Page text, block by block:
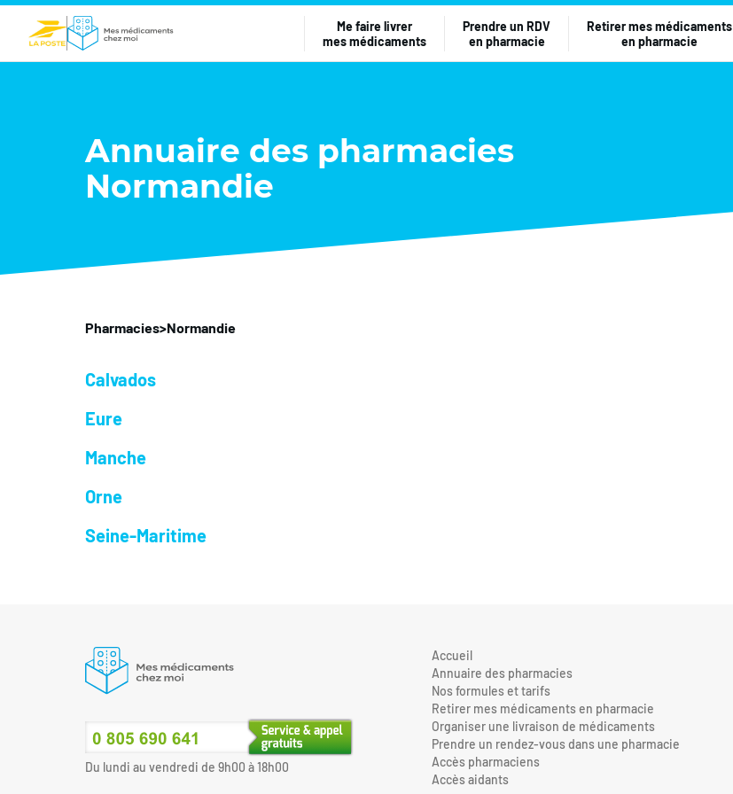
Me faire livrer
mes médicaments
Prendre un RDV
en pharmacie
Retirer mes médicaments
en pharmacie
Annuaire des pharmacies
Normandie
Pharmacies>Normandie
Calvados
Eure
Manche
Orne
Seine-Maritime
Du lundi au vendredi de 9h00 à 18h00
Accueil
Annuaire des pharmacies
Nos formules et tarifs
Retirer mes médicaments en pharmacie
Organiser une livraison de médicaments
Prendre un rendez-vous dans une pharmacie
Accès pharmaciens
Accès aidants